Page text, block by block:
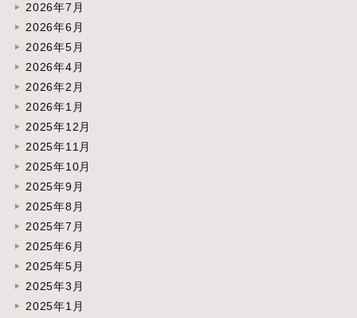
2026年7月
2026年6月
2026年5月
2026年4月
2026年2月
2026年1月
2025年12月
2025年11月
2025年10月
2025年9月
2025年8月
2025年7月
2025年6月
2025年5月
2025年3月
2025年1月